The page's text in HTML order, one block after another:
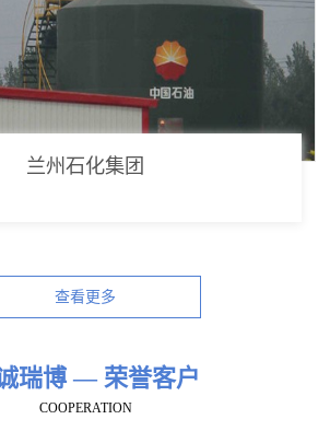
兰州石化集团
查看更多
瑞博 — 荣誉客户
COOPERATION